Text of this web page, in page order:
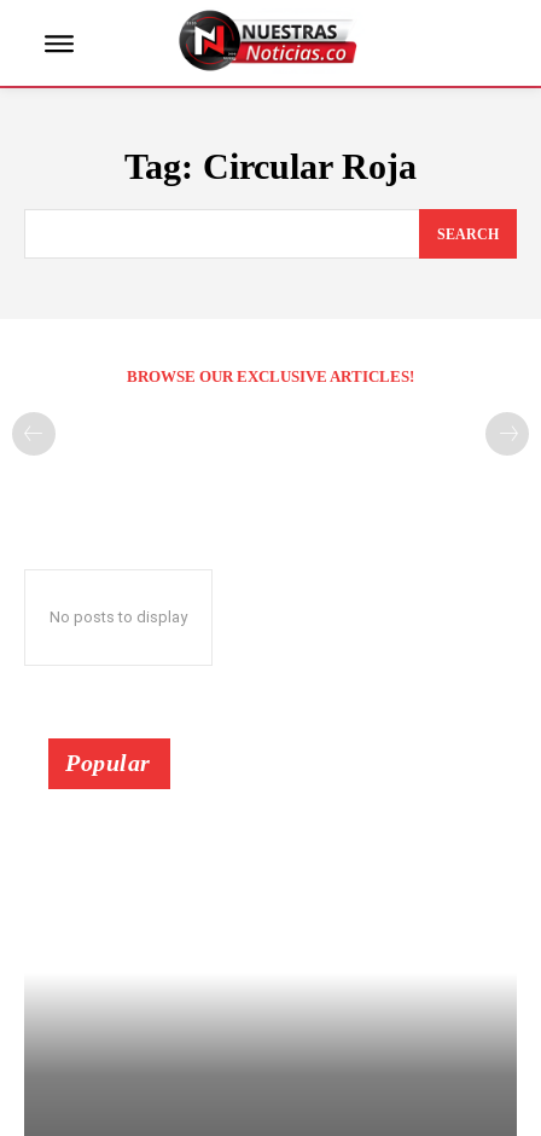
Tag: Circular Roja
SEARCH
BROWSE OUR EXCLUSIVE ARTICLES!
No posts to display
Popular